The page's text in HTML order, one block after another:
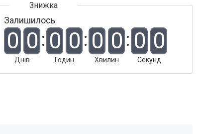
Залишилось
0 0
Днів
0 0
Годин
0 0
Хвилин
0 0
Секунд